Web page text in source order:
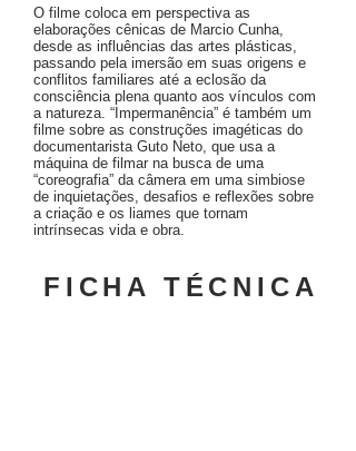
O filme coloca em perspectiva as
elaborações cênicas de Marcio Cunha,
desde as influências das artes plásticas,
passando pela imersão em suas origens e
conflitos familiares até a eclosão da
consciência plena quanto aos vínculos com
a natureza. “Impermanência” é também um
filme sobre as construções imagéticas do
documentarista Guto Neto, que usa a
máquina de filmar na busca de uma
“coreografia” da câmera em uma simbiose
de inquietações, desafios e reflexões sobre
a criação e os liames que tornam
intrínsecas vida e obra.
FICHA TÉCNICA